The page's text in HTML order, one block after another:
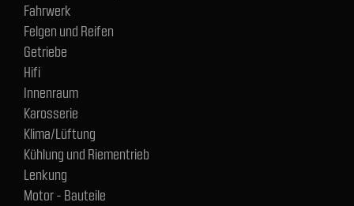
Fahrwerk
Felgen und Reifen
Getriebe
Hifi
Innenraum
Karosserie
Klima/Lüftung
Kühlung und Riementrieb
Lenkung
Motor - Bauteile